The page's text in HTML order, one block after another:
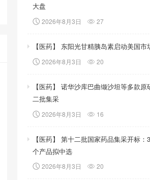
大盘
2026年8月3日 27
【医药】 东阳光甘精胰岛素启动美国
2026年8月3日 20
【医药】 诺华沙库巴曲缬沙坦等多款
二批集采
2026年8月3日 16
【医药】 第十二批国家药品集采开标：
个产品拟中选
2026年8月3日 20